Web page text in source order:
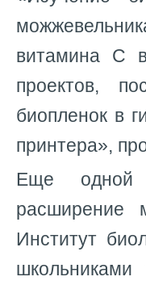
витамина С
проектов,
биопленок в
принтера»,
Еще одной
расширение
Институт
школьниками